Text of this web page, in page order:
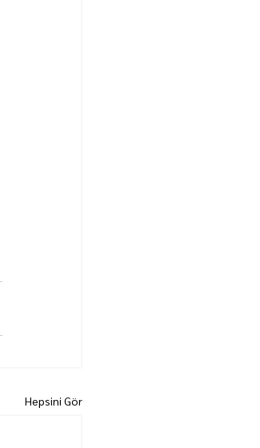
Hepsini Gör